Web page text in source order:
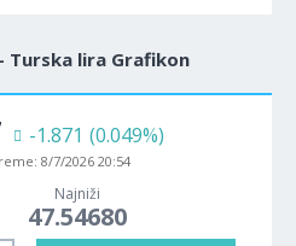
Turska lira Grafikon
-1.871 (0.049%)
8/7/2026 20:54
Najniži
47.54680